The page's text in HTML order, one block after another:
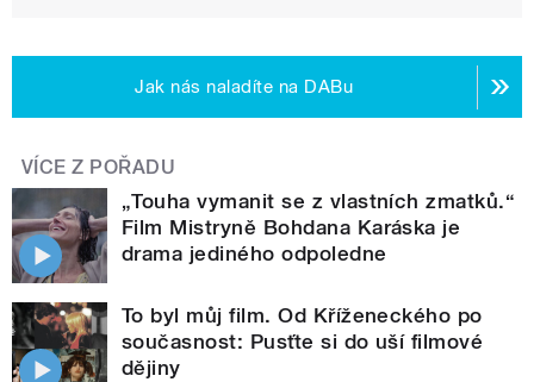
Jak nás naladíte na DABu
VÍCE Z POŘADU
„Touha vymanit se z vlastních zmatků.“
Film Mistryně Bohdana Karáska je
drama jediného odpoledne
To byl můj film. Od Kříženeckého po
současnost: Pusťte si do uší filmové
dějiny